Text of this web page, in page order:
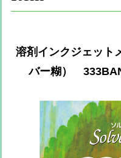
溶剤インクジェッ
バー糊）